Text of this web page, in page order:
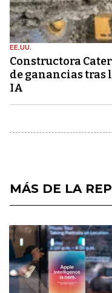
EE.UU.
Constructora
de ganancias tras
IA
MÁS DE LA